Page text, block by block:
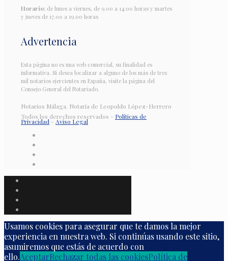
Horario: de lunes a viernes, de 9.00 a 14:00 horas y martes
y jueves de 17.00 a 19.00 horas
Advertencia
Esta página no es una web comercial, su finalidad es
informativa. Si desea localizar a alguno de los más de tres
mil notarios ejercientes en España, visite la página del
Consejo General del Notariado.
Notarios Málaga. Notaría de Leopoldo López-Herrero
Todos los derechos reservados - Políticas de
Privacidad-Aviso Legal
Usamos cookies para asegurar que te damos la mejor
experiencia en nuestra web. Si continúas usando este sitio,
asumiremos que estás de acuerdo con
ello.AceptarRechazar todas las cookiesPolítica de